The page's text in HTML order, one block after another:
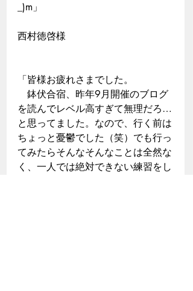
_)m」
西村徳啓様
「皆様お疲れさまでした。
鉢伏合宿、昨年9月開催のブログ
を読んでレベル高すぎて無理だろ…
と思ってました。なので、行く前は
ちょっと憂鬱でした（笑）でも行っ
てみたらそんなそんなことは全然な
く、一人では絶対できない練習をし